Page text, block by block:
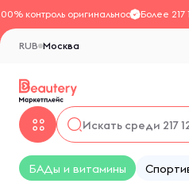
контроль оригинальностиБолее
Москва
RUB
БАДы и витамины